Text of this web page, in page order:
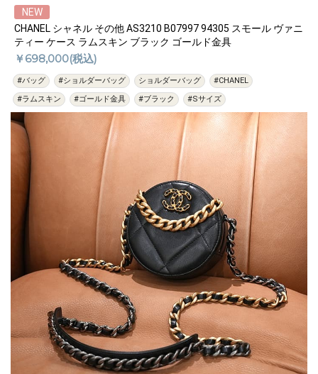
NEW
CHANEL シャネル その他 AS3210 B07997 94305 スモール ヴァニ
ティー ケース ラムスキン ブラック ゴールド金具
￥698,000(税込)
#バッグ #ショルダーバッグ ショルダーバッグ
#CHANEL
#ラムスキン
#ゴールド金具 #ブラック #Sサイズ